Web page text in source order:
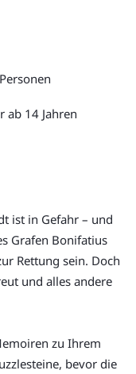
ab 14 Jahren
ist in Gefahr – und
Grafen Bonifatius
Rettung sein. Doch
und alles andere
zu Ihrem
bevor die